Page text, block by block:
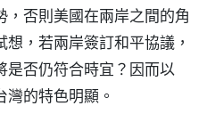
否則美國在兩岸之間的角
，若兩岸簽訂和平協議，
是否仍符合時宜？因而以
灣的特色明顯。